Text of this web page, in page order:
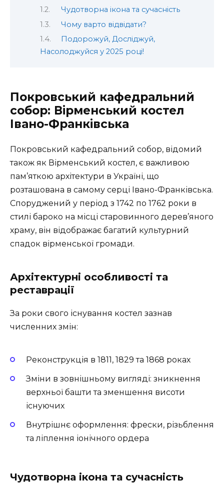
Чудотворна ікона та сучасність
Чому варто відвідати?
Подорожуй, Досліджуй,
Насолоджуйся у 2025 році!
Покровський кафедральний
собор: Вірменський костел
Івано-Франківська
Покровський кафедральний собор, відомий
також як Вірменський костел, є важливою
пам’яткою архітектури в Україні, що
розташована в самому серці Івано-Франківська.
Споруджений у період з 1742 по 1762 роки в
стилі бароко на місці старовинного дерев’яного
храму, він відображає багатий культурний
спадок вірменської громади.
Архітектурні особливості та
реставрації
За роки свого існування костел зазнав
численних змін:
Реконструкція в 1811, 1829 та 1868 роках
Зміни в зовнішньому вигляді: зникнення
верхньої башти та зменшення висоти
існуючих
Внутрішнє оформлення: фрески, різьблення
та ліплення іонічного ордера
Чудотворна ікона та сучасність